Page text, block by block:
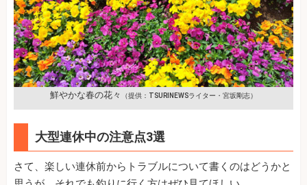
鮮やかな春の花々 （提供：TSURINEWSライター・宮坂剛志）
大型連休中の注意点3選
さて、楽しい連休前からトラブルについて書くのはどうかと